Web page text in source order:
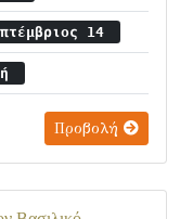
14
Προβολή